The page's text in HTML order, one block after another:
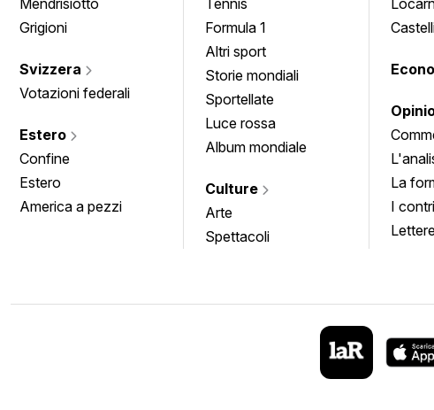
Grigioni
Svizzera
Votazioni federali
Estero
Confine
Estero
America a pezzi
Formula 1
Altri sport
Storie mondiali
Sportellate
Luce rossa
Album mondiale
Culture
Arte
Spettacoli
La
I